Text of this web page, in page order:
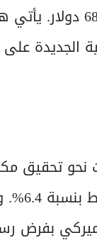
خام غرب تكساس الوسيط
الجديدة
نحو تحقيق
4.9%،
بفرض